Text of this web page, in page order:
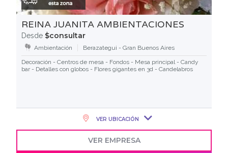
REINA JUANITA AMBIENTACIONES
Desde $consultar
Ambientación
Berazategui - Gran Buenos Aires
Decoración - Centros de mesa - Fondos - Mesa principal - Candy
bar - Detalles con globos - Flores gigantes en 3d - Candelabros
VER UBICACIÓN
VER EMPRESA